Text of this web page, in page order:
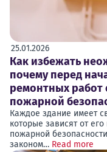
25.01.2026
Как избежать
почему перед
ремонтных работ
пожарной
Каждое здание имеет
которые зависят от
пожарной
законом… Read more